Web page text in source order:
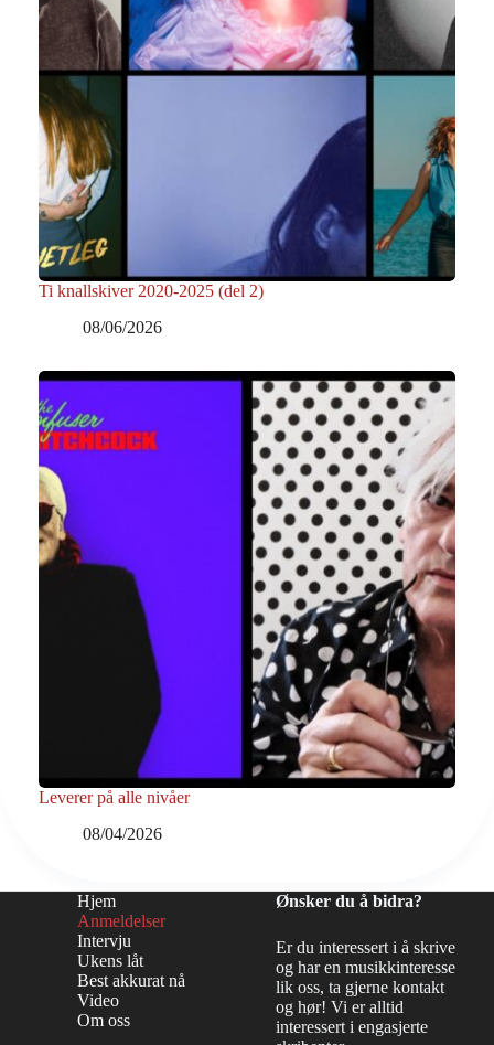
Ti knallskiver 2020-2025 (del 2)
08/06/2026
Leverer på alle nivåer
08/04/2026
Hjem
Anmeldelser
Intervju
Ukens låt
Best akkurat nå
Video
Om oss
Ønsker du å bidra?
Er du interessert i å skrive
og har en musikkinteresse
lik oss, ta gjerne kontakt
og hør! Vi er alltid
interessert i engasjerte